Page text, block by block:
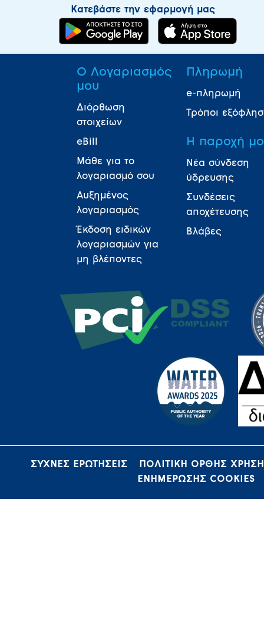
Κατεβάστε την εφαρμογή μας
Ο Λογαριασμός
μου
Διόρθωση
στοιχείων
eBill
Μάθε για το
λογαριασμό σου
Αυξημένος
λογαριασμός
Έκδοση ειδικών
λογαριασμών για
μη βλέποντες
Πληρωμή
e-πληρωμή
Τρόποι
Η παροχή
Νέα σύνδεση
ύδρευσης
Συνδέσεις
αποχέτευσης
Βλάβες
ΣΥΧΝΕΣ ΕΡΩΤΗΣΕΙΣ
ΠΟΛΙΤΙΚΗ ΟΡΘΗΣ
ΕΝΗΜΕΡΩΣΗΣ COOKIES